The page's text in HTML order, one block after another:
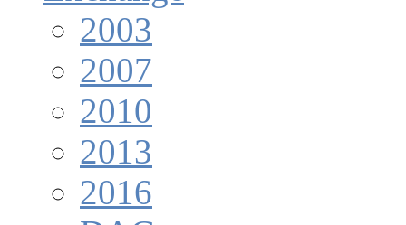
2003
2007
2010
2013
2016